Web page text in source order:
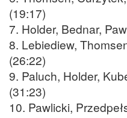
(19:17)
7. Holder, Bednar,
8. Lebiediew,
(26:22)
9. Paluch, Holder,
(31:23)
10. Pawlicki,